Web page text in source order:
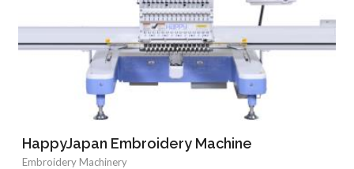
HappyJapan Embroidery Machine
Embroidery Machinery